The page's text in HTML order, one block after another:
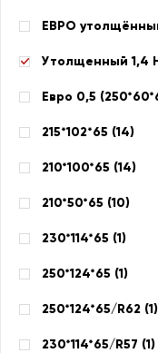
ЕВРО
Утолщенный 1,4
Евро 0,5
215*102*65 (14)
210*100*65 (14)
210*50*65 (10)
230*114*65 (1)
250*124*65 (1)
250*124*65/R62 (1)
230*114*65/R57 (1)